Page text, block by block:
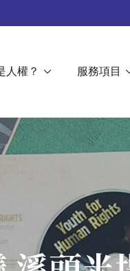
人權？ 服務項目